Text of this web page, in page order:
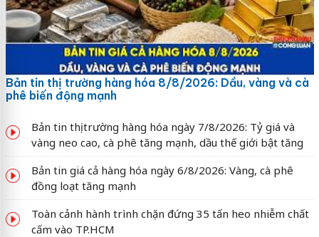
Bản tin thị trường hàng hóa 8/8/2026: Dầu, vàng và cà
phê biến động mạnh
Bản tin thị trường hàng hóa ngày 7/8/2026: Tỷ giá và
vàng neo cao, cà phê tăng mạnh, dầu thế giới bật tăng
Bản tin giá cả hàng hóa ngày 6/8/2026: Vàng, cà phê
đồng loạt tăng mạnh
Toàn cảnh hành trình chặn đứng 35 tấn heo nhiễm chất
cấm vào TP.HCM